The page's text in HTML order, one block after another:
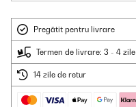
Pregătit pentru livrare
Termen de livrare: 3 - 4
14 zile de retur